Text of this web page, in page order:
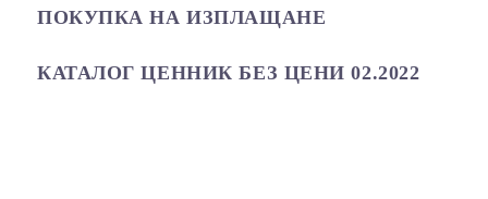
ПОКУПКА НА ИЗПЛАЩАНЕ
КАТАЛОГ ЦЕННИК БЕЗ ЦЕНИ 02.2022